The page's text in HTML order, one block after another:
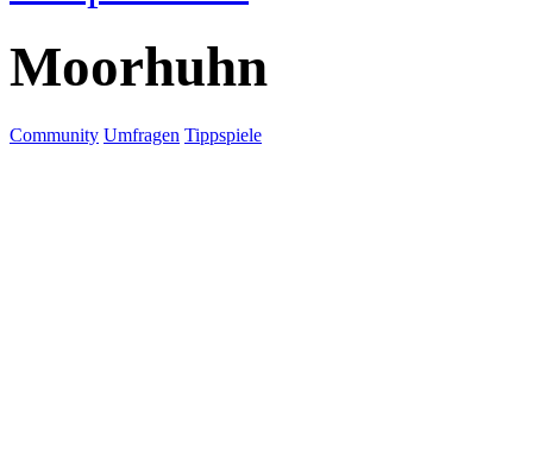
Moorhuhn
Community Umfragen Tippspiele